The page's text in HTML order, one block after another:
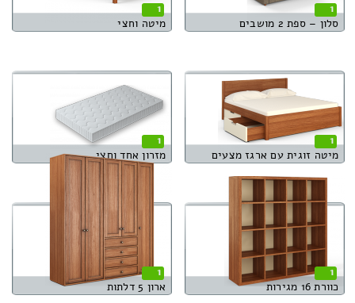
1
סלון – ספת 2 מושבים
1
מיטה וחצי
1
מיטה זוגית עם ארגז מצעים
1
מזרון אחד וחצי
1
כוורת 16 מגירות
1
ארון 5 דלתות